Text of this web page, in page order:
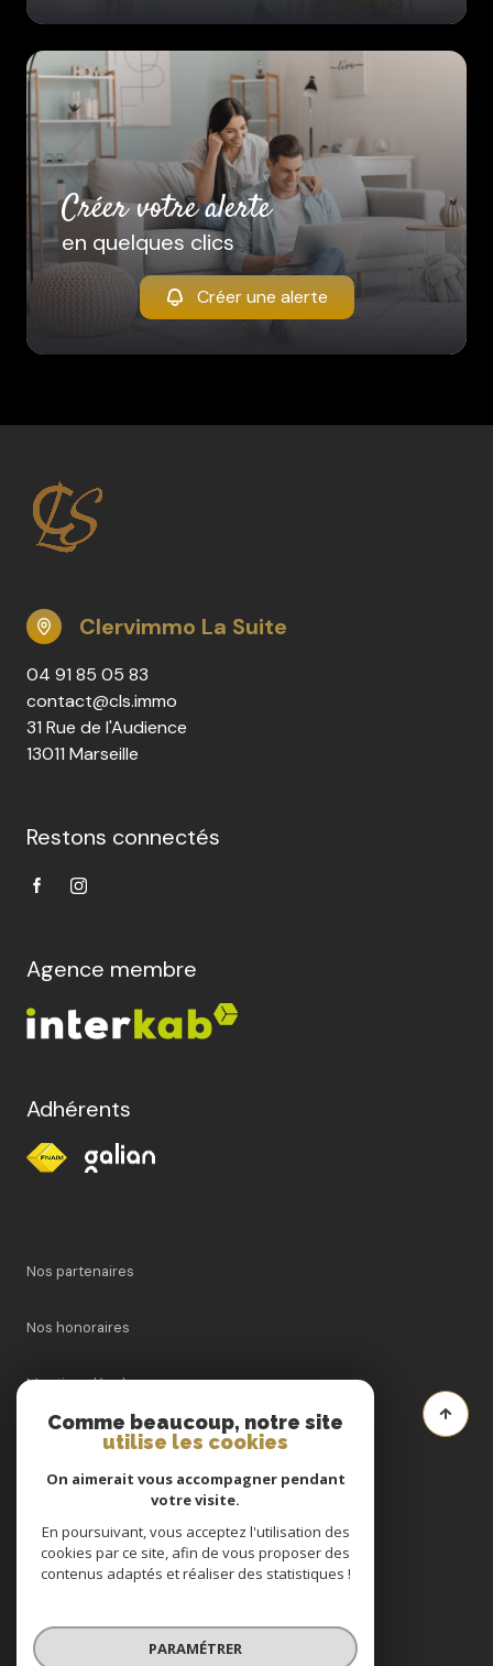
créer votre alerte
en quelques clics
Créer une alerte
Clervimmo La Suite
04 91 85 05 83
contact@cls.immo
31 Rue de l'Audience
13011 Marseille
Restons connectés
Agence membre
Adhérents
Nos partenaires
Nos honoraires
Mentions légales
Cookies
© 2026 | Tous droits réservés
Comme beaucoup, notre site
utilise les cookies
On aimerait vous accompagner pendant
votre visite.
En poursuivant, vous acceptez l'utilisation des
cookies par ce site, afin de vous proposer des
contenus adaptés et réaliser des statistiques !
PARAMÉTRER